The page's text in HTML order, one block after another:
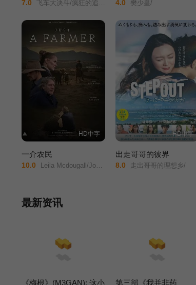
7.0 飞车大决斗/疯狂的追逐/追杀/飞车杀机/飞轮喋血/疯狂的决斗/ 4.0 樊少皇/
HD中字
一介农民
10.0 Leila Mcdougall/Joel Jackson/Robert Taylor/
HD中字
出走哥哥的彼界
8.0 走出哥哥的理想乡/
最新资讯
《梅根》(M3GAN): 这小 第三部《我并非药